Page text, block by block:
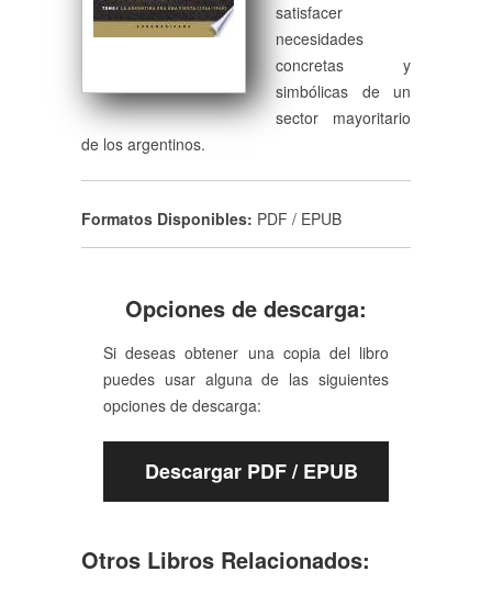
satisfacer
necesidades
concretas y
simbólicas de un
sector mayoritario
de los argentinos.
Formatos Disponibles: PDF / EPUB
Opciones de descarga:
Si deseas obtener una copia del libro
puedes usar alguna de las siguientes
opciones de descarga:
Descargar PDF / EPUB
Otros Libros Relacionados: